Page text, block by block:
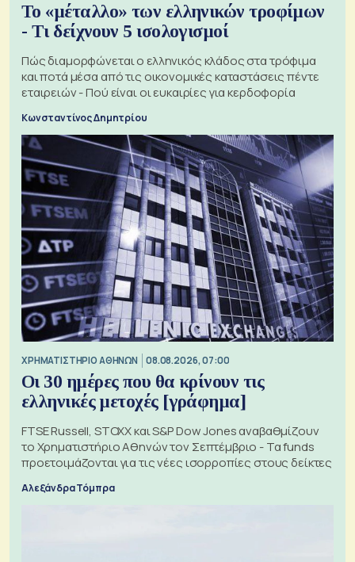
Το «μέταλλο» των ελληνικών τροφίμων
- Τι δείχνουν 5 ισολογισμοί
Πώς διαμορφώνεται ο ελληνικός κλάδος στα τρόφιμα
και ποτά μέσα από τις οικονομικές καταστάσεις πέντε
εταιρειών - Πού είναι οι ευκαιρίες για κερδοφορία
Κωνσταντίνος Δημητρίου
XΡΗΜΑΤΙΣΤΗΡΙΟ ΑΘΗΝΩΝ 08.08.2026, 07:00
Οι 30 ημέρες που θα κρίνουν τις
ελληνικές μετοχές [γράφημα]
FTSE Russell, STOXX και S&P Dow Jones αναβαθμίζουν
το Χρηματιστήριο Αθηνών τον Σεπτέμβριο - Τα funds
προετοιμάζονται για τις νέες ισορροπίες στους δείκτες
Αλεξάνδρα Τόμπρα